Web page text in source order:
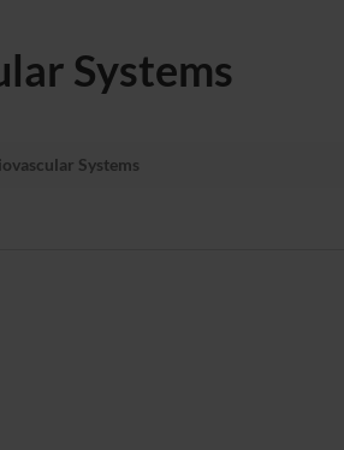
Systems
Systems